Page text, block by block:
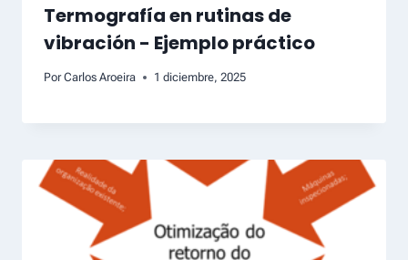
Termografía en rutinas de
vibración - Ejemplo práctico
Por Carlos Aroeira 1 diciembre, 2025